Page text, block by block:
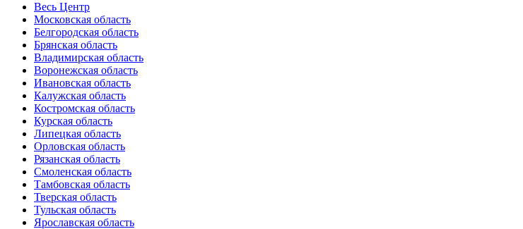
Весь Центр
Московская область
Белгородская область
Брянская область
Владимирская область
Воронежская область
Ивановская область
Калужская область
Костромская область
Курская область
Липецкая область
Орловская область
Рязанская область
Смоленская область
Тамбовская область
Тверская область
Тульская область
Ярославская область